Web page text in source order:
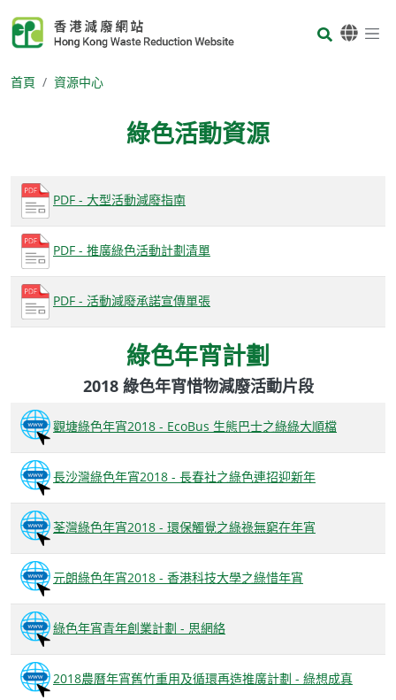
Body
首頁 資源中心
綠色活動資源
Body
PDF - 大型活動減廢指南
PDF - 推廣綠色活動計劃清單
PDF - 活動減廢承諾宣傳單張
綠色年宵計劃
2018 綠色年宵惜物減廢活動片段
觀塘綠色年宵2018 - EcoBus 生態巴士之綠綠大順檔
長沙灣綠色年宵2018 - 長春社之綠色連招迎新年
荃灣綠色年宵2018 - 環保觸覺之綠祿無窮在年宵
元朗綠色年宵2018 - 香港科技大學之綠惜年宵
綠色年宵青年創業計劃 - 思網絡
2018農曆年宵舊竹重用及循環再造推廣計劃 - 綠想成真